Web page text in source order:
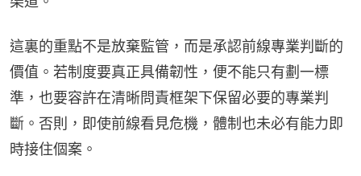
這裏的重點不是放棄監管，而是承認前線專業判斷的
價值。若制度要真正具備韌性，便不能只有劃一標
準，也要容許在清晰問責框架下保留必要的專業判
斷。否則，即使前線看見危機，體制也未必有能力即
時接住個案。